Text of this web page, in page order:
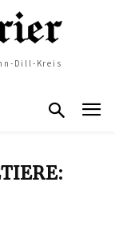
Dill-Kreis